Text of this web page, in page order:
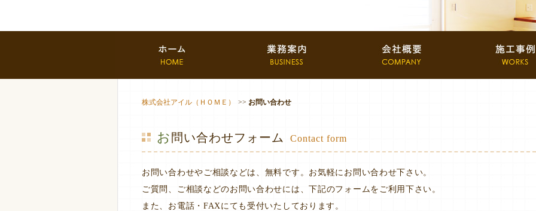
株式会社アイル（ＨＯＭＥ） お問い合わせ
お問い合わせフォーム Contact form
お問い合わせやご相談などは、無料です。お気軽にお問い合わせ下さい。
ご質問、ご相談などのお問い合わせには、下記のフォームをご利用下さい。
また、お電話・FAXにても受付いたしております。